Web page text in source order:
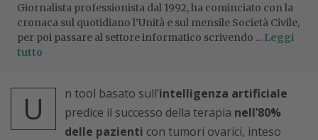
Giornalista professionista dal 1992, ha cominciato con la
cronaca sul quotidiano l’Unità e sul mensile Società Civile,
per poi passare al settore informatico scrivendo ... Leggi
tutto
U n tool basato sull’intelligenza artificiale
predice il successo della terapia nell’80%
delle pazienti con tumori ovarici, inteso